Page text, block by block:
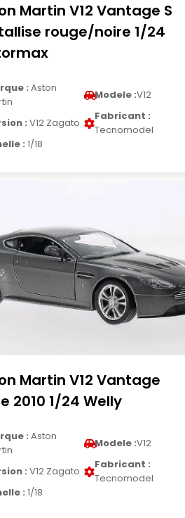
Martin V12 Vantage S
rouge/noire 1/24
: Aston
Modele :V12
: V12 Zagato
Fabricant :
Tecnomodel
: 1/18
Martin V12 Vantage
2010 1/24 Welly
: Aston
Modele :V12
: V12 Zagato
Fabricant :
Tecnomodel
: 1/18